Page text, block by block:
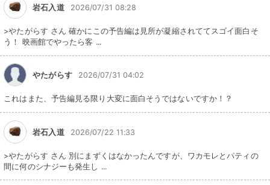
岩石入道 2026/07/31 08:28
>やたがらす さん 確かにこの予告編は見所が凝縮されててスゴイ面白そ
う！ 映画館でやったら客 ...
やたがらす 2026/07/31 04:02
これはまた、予告編見る限り大変に面白そうではないですか！？
岩石入道 2026/07/22 11:33
>やたがらす さん 別にまずくはなかったんですが、ワカモレとパティの
間に何のシナジーも発生し ...